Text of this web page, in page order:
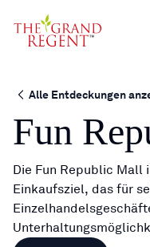
Alle Entdeckungen
Fun
Die Fun Republic Mall
Einkaufsziel, das für